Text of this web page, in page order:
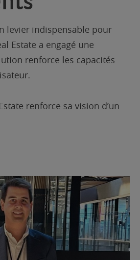
levier indispensable pour
Estate a engagé une
renforce les capacités
renforce sa vision d’un